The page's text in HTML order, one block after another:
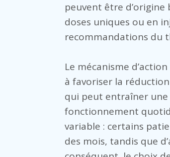
peuvent être
doses uniques ou en
recommandations du
Le mécanisme
à favoriser la
qui peut entraîner
fonctionnement
variable : certains
des mois, tandis que